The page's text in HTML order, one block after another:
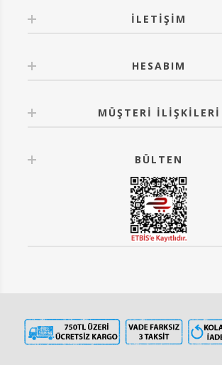
İLETIŞIM
HESABIM
MÜŞTERI İLIŞKILERI
BÜLTEN